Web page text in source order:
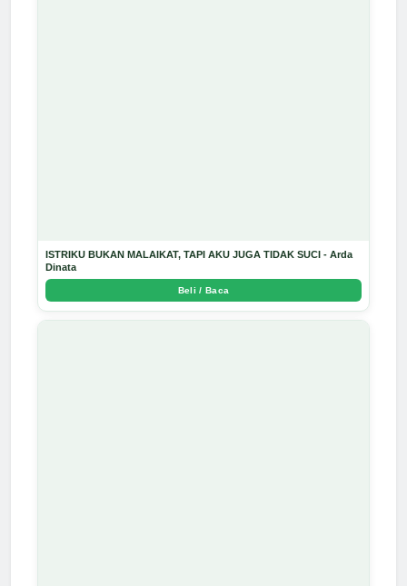
ISTRIKU BUKAN MALAIKAT, TAPI AKU JUGA TIDAK SUCI - Arda
Dinata
Beli / Baca